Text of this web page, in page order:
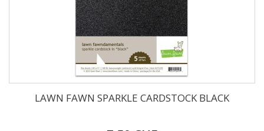
LAWN FAWN SPARKLE CARDSTOCK BLACK